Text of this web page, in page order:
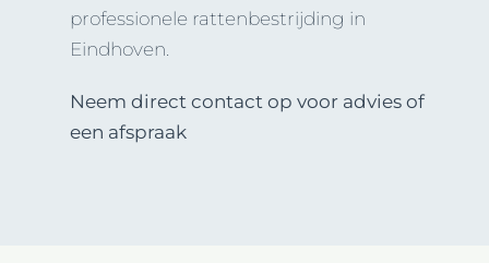
professionele rattenbestrijding in
Eindhoven.
Neem direct contact op voor advies of
een afspraak